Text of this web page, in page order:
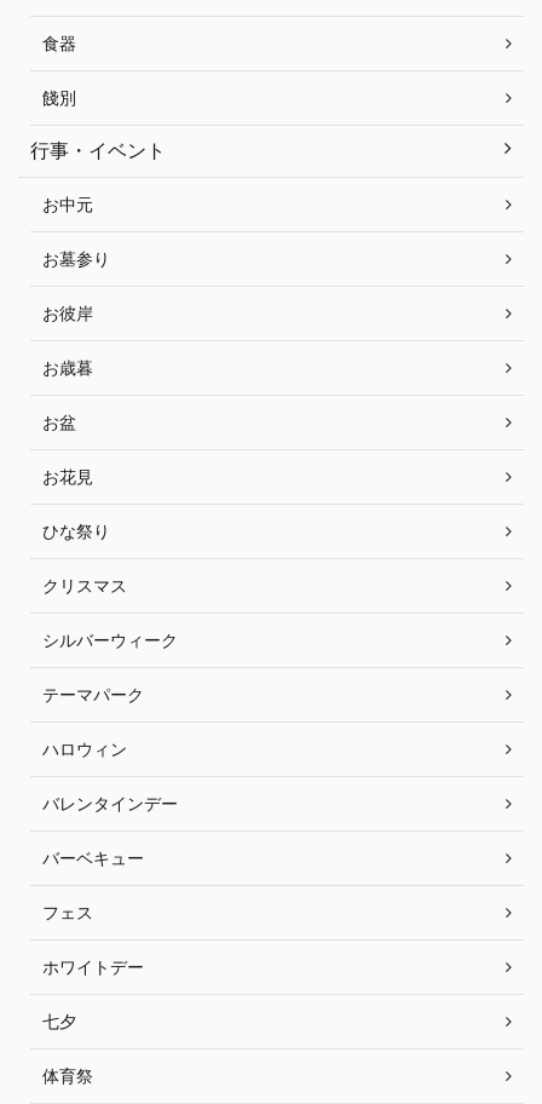
食器
餞別
行事・イベント
お中元
お墓参り
お彼岸
お歳暮
お盆
お花見
ひな祭り
クリスマス
シルバーウィーク
テーマパーク
ハロウィン
バレンタインデー
バーベキュー
フェス
ホワイトデー
七夕
体育祭